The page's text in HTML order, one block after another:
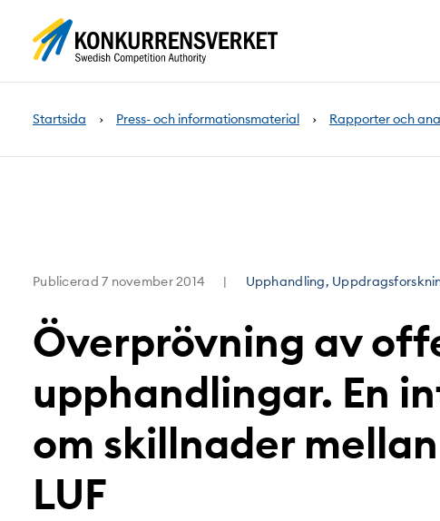
Startsida Press- och informationsmaterial Rapporter och
Publicerad 7 november 2014 Upphandling,
Överprövning av
upphandlingar. En
om skillnader
LUF